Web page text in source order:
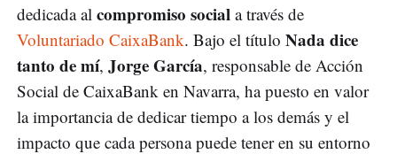
dedicada al compromiso social a través de
Voluntariado CaixaBank. Bajo el título Nada dice
tanto de mí, Jorge García, responsable de Acción
Social de CaixaBank en Navarra, ha puesto en valor
la importancia de dedicar tiempo a los demás y el
impacto que cada persona puede tener en su entorno